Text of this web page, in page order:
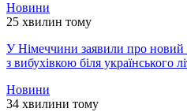
Новини
25 хвилин тому
У Німеччини заявили про новий
з вибухівкою біля українського
Новини
34 хвилини тому